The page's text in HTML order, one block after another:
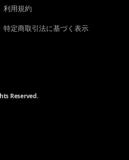
利用規約
特定商取引法に基づく表示
Reserved.